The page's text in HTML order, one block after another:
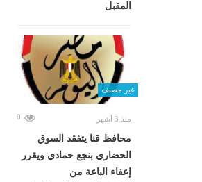
المقبل
غير مصنف
منذ 3 أشهر 0
محافظ قنا يتفقد السوق
الحضاري بنجع حمادي ويقرر
إعفاء الباعة من